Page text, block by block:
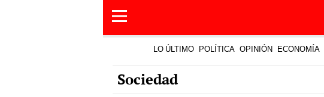
LO ÚLTIMO POLÍTICA OPINIÓN ECONOMÍA
Sociedad